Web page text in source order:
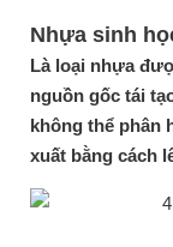
Nhựa sinh
Là loại nhựa
nguồn gốc tái
không thể phân
xuất bằng cách